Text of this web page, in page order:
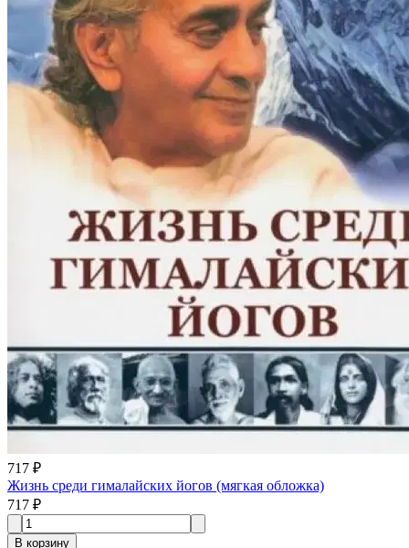
717 ₽
Жизнь среди гималайских йогов (мягкая обложка)
717 ₽
В корзину